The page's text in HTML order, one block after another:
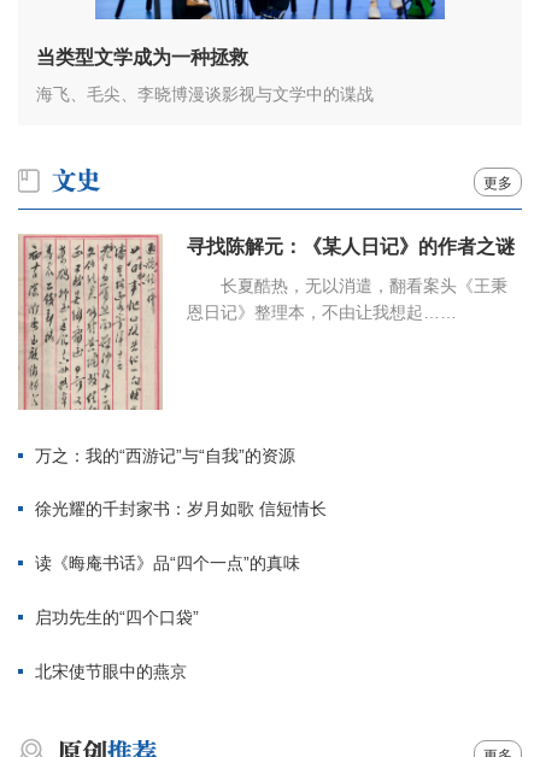
当类型文学成为一种拯救
海飞、毛尖、李晓博漫谈影视与文学中的谍战
更多
寻找陈解元：《某人日记》的作者之谜
长夏酷热，无以消遣，翻看案头《王秉
恩日记》整理本，不由让我想起……
万之：我的“西游记”与“自我”的资源
徐光耀的千封家书：岁月如歌 信短情长
读《晦庵书话》品“四个一点”的真味
启功先生的“四个口袋”
北宋使节眼中的燕京